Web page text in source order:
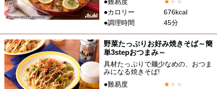
●難易度
★★ ★
●カロリー
676kcal
●調理時間
45分
野菜たっぷりお好み焼きそば～簡
単3stepおつまみ～
具材たっぷりで麺少なめの、おつま
みになる焼きそば!
●難易度
★★ ★